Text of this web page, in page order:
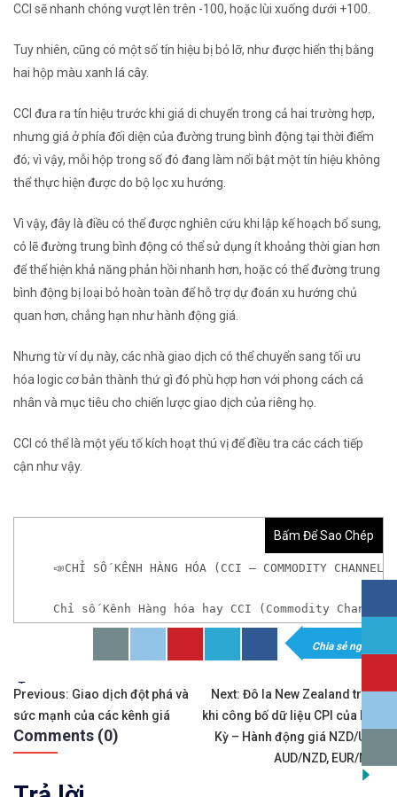
CCI sẽ nhanh chóng vượt lên trên -100, hoặc lùi xuống dưới +100.
Tuy nhiên, cũng có một số tín hiệu bị bỏ lỡ, như được hiển thị bằng
hai hộp màu xanh lá cây.
CCI đưa ra tín hiệu trước khi giá di chuyển trong cả hai trường hợp,
nhưng giá ở phía đối diện của đường trung bình động tại thời điểm
đó; vì vậy, mỗi hộp trong số đó đang làm nổi bật một tín hiệu không
thể thực hiện được do bộ lọc xu hướng.
Vì vậy, đây là điều có thể được nghiên cứu khi lập kế hoạch bổ sung,
có lẽ đường trung bình động có thể sử dụng ít khoảng thời gian hơn
để thể hiện khả năng phản hồi nhanh hơn, hoặc có thể đường trung
bình động bị loại bỏ hoàn toàn để hỗ trợ dự đoán xu hướng chủ
quan hơn, chẳng hạn như hành động giá.
Nhưng từ ví dụ này, các nhà giao dịch có thể chuyển sang tối ưu
hóa logic cơ bản thành thứ gì đó phù hợp hơn với phong cách cá
nhân và mục tiêu cho chiến lược giao dịch của riêng họ.
CCI có thể là một yếu tố kích hoạt thú vị để điều tra các cách tiếp
cận như vậy.
Bấm Để Sao Chép
📣CHỈ SỐ KÊNH HÀNG HÓA (CCI – COMMODITY CHANNEL
Chỉ số Kênh Hàng hóa hay CCI (Commodity
𝘟𝘦𝘮 𝘤𝘩𝘪 𝘵𝘪ế𝘵: https://chungkhoanforex.com/chi-
✨🏆𝐌ở 𝐭à𝐢 𝐤𝐡𝐨ả𝐧 𝐠𝐢𝐚𝐨 𝐝ị𝐜𝐡 𝐭ạ𝐢 𝐜á𝐜 𝐬à𝐧 𝐭ố𝐭 𝐧𝐡ấ𝐭 𝐭𝐡ế
✅𝘔ở 𝘵à𝘪 𝘬𝘩𝘰ả𝘯 𝘵𝘳ê𝘯 𝘴à𝘯 𝘧𝘰𝘳𝘦𝘹 𝘌𝘹𝘯𝘦𝘴𝘴 𝘜𝘺 𝘛í𝘯 𝘷à
✅𝘔ở 𝘵à𝘪 𝘬𝘩𝘰ả𝘯 𝘵𝘳ê𝘯 𝘴à𝘯 𝘐𝘊𝘔𝘢𝘳𝘬𝘦𝘵𝘴 𝘯ổ𝘪 𝘵𝘪ế𝘯𝘨
Chia sẻ ngay!
Tags:
Điều
hướng
Previous: Giao dịch đột phá và
sức mạnh của các kênh giá
Next: Đô la New Zealand trước
khi công bố dữ liệu CPI của Hoa
Kỳ – Hành động giá NZD/USD,
AUD/NZD, EUR/NZD
Comments (0)